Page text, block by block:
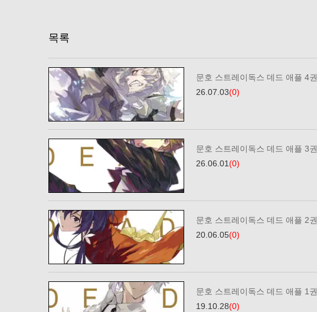
목록
문호 스트레이독스 데드 애플 4권
26.07.03(0)
문호 스트레이독스 데드 애플 3권
26.06.01(0)
문호 스트레이독스 데드 애플 2권
20.06.05(0)
문호 스트레이독스 데드 애플 1권
19.10.28(0)